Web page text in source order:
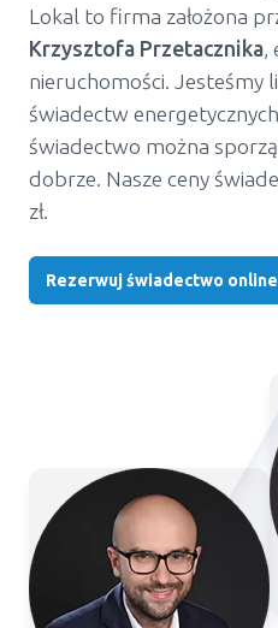
Lokal to firma założona
Krzysztofa Przetacznika,
nieruchomości. Jesteśmy
świadectw
świadectwo można
dobrze. Nasze ceny
zł.
Rezerwuj świadectwo online